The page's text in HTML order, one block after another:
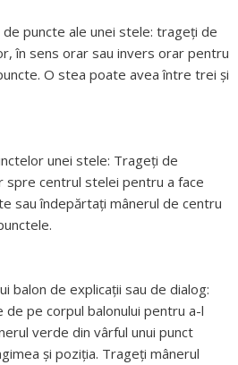
puncte ale unei stele: trageți de
în sens orar sau invers orar pentru
O stea poate avea între trei și
unei stele: Trageți de
spre centrul stelei pentru a face
sau îndepărtați mânerul de centru
balon de explicații sau de dialog:
pe corpul balonului pentru a-l
verde din vârful unui punct
și poziția. Trageți mânerul